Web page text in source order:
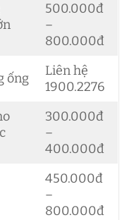
500.000đ
–
800.000đ
ống
Liên hệ
1900.2276
300.000đ
–
400.000đ
450.000đ
–
800.000đ